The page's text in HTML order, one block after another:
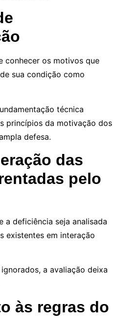
conhecer os motivos que
sua condição como
técnica
princípios da motivação dos
defesa.
das
pelo
a deficiência seja analisada
existentes em interação
a avaliação deixa
às regras do